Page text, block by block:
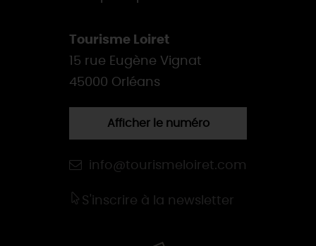
Tourisme Loiret
15 rue Eugène Vignat
45000 Orléans
Afficher le numéro
info@tourismeloiret.com
S'inscrire à la newsletter